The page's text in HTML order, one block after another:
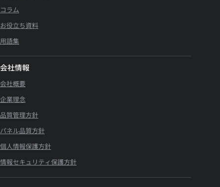
コラム
お役立ち資料
用語集
会社情報
会社概要
企業理念
品質管理方針
パネル品質方針
個人情報保護方針
情報セキュリティ保護方針